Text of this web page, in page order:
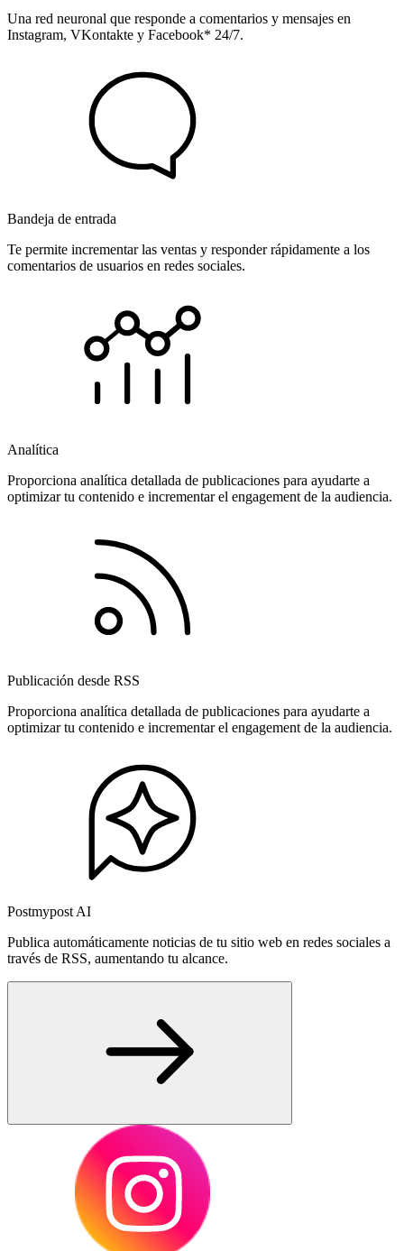
Una red neuronal que responde a comentarios y mensajes en
Instagram, VKontakte y Facebook* 24/7.
Bandeja de entrada
Te permite incrementar las ventas y responder rápidamente a los
comentarios de usuarios en redes sociales.
Analítica
Proporciona analítica detallada de publicaciones para ayudarte a
optimizar tu contenido e incrementar el engagement de la audiencia.
Publicación desde RSS
Proporciona analítica detallada de publicaciones para ayudarte a
optimizar tu contenido e incrementar el engagement de la audiencia.
Postmypost AI
Publica automáticamente noticias de tu sitio web en redes sociales a
través de RSS, aumentando tu alcance.